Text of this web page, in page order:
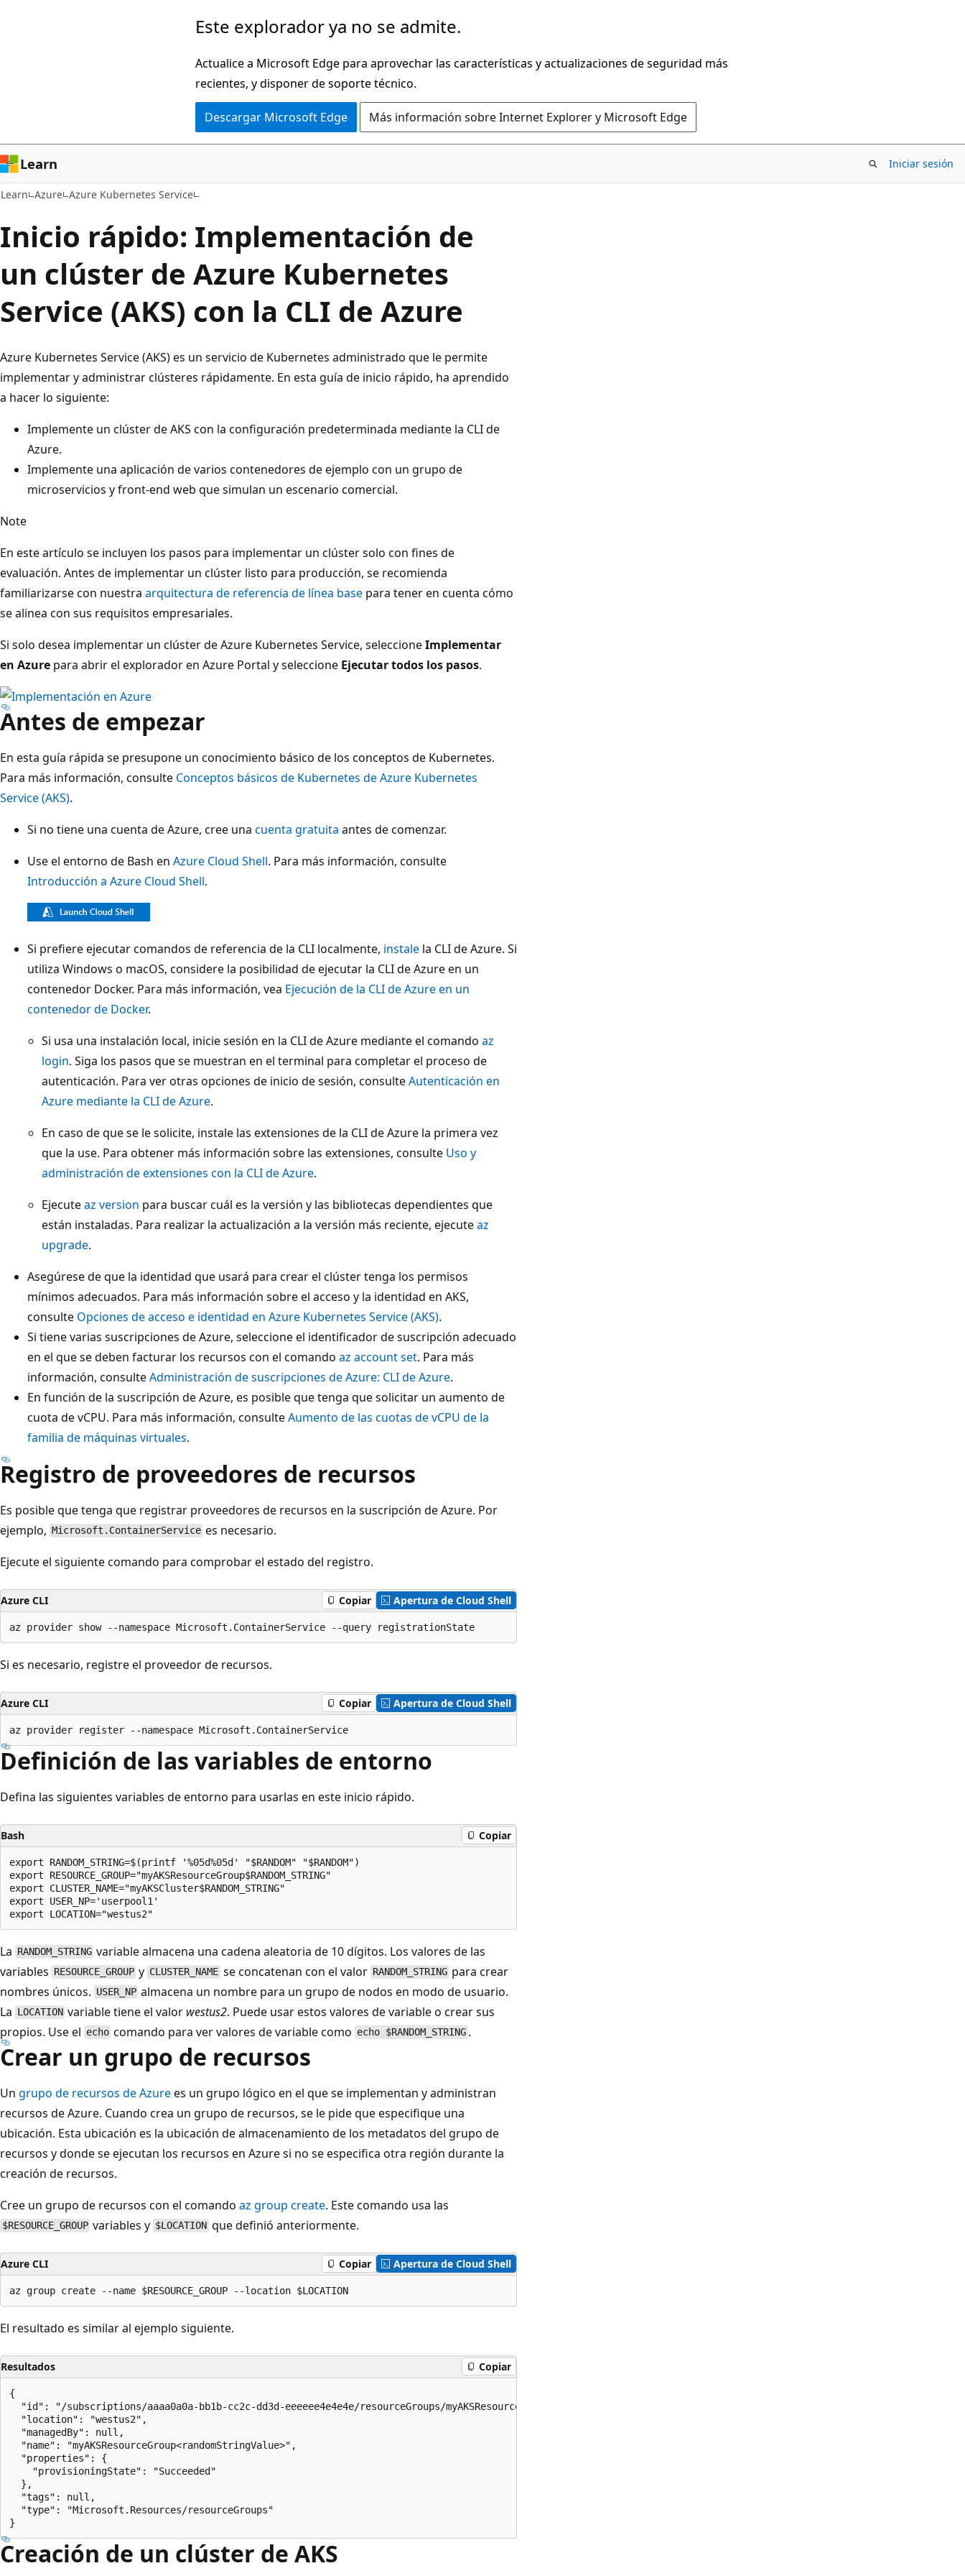
Este explorador ya no se admite.
Actualice a Microsoft Edge para aprovechar las características y actualizaciones de seguridad más
recientes, y disponer de soporte técnico.
Descargar Microsoft Edge Más información sobre Internet Explorer y Microsoft Edge
Learn Iniciar sesión
Learn Azure Azure Kubernetes Service
Inicio rápido: Implementación de
un clúster de Azure Kubernetes
Service (AKS) con la CLI de Azure
Azure Kubernetes Service (AKS) es un servicio de Kubernetes administrado que le permite
implementar y administrar clústeres rápidamente. En esta guía de inicio rápido, ha aprendido
a hacer lo siguiente:
Implemente un clúster de AKS con la configuración predeterminada mediante la CLI de
Azure.
Implemente una aplicación de varios contenedores de ejemplo con un grupo de
microservicios y front-end web que simulan un escenario comercial.
Note
En este artículo se incluyen los pasos para implementar un clúster solo con fines de
evaluación. Antes de implementar un clúster listo para producción, se recomienda
familiarizarse con nuestra arquitectura de referencia de línea base para tener en cuenta cómo
se alinea con sus requisitos empresariales.
Si solo desea implementar un clúster de Azure Kubernetes Service, seleccioneImplementar
en Azure para abrir el explorador en Azure Portal y seleccione Ejecutar todos los pasos.
Antes de empezar
En esta guía rápida se presupone un conocimiento básico de los conceptos de Kubernetes.
Para más información, consulte Conceptos básicos de Kubernetes de Azure Kubernetes
Service (AKS).
Si no tiene una cuenta de Azure, cree una cuenta gratuita antes de comenzar.
Use el entorno de Bash en Azure Cloud Shell. Para más información, consulte
Introducción a Azure Cloud Shell.
Si prefiere ejecutar comandos de referencia de la CLI localmente, instale la CLI de Azure. Si
utiliza Windows o macOS, considere la posibilidad de ejecutar la CLI de Azure en un
contenedor Docker. Para más información, vea Ejecución de la CLI de Azure en un
contenedor de Docker.
Si usa una instalación local, inicie sesión en la CLI de Azure mediante el comando az
login. Siga los pasos que se muestran en el terminal para completar el proceso de
autenticación. Para ver otras opciones de inicio de sesión, consulteAutenticación en
Azure mediante la CLI de Azure.
En caso de que se le solicite, instale las extensiones de la CLI de Azure la primera vez
que la use. Para obtener más información sobre las extensiones, consulte Uso y
administración de extensiones con la CLI de Azure.
Ejecuteaz version para buscar cuál es la versión y las bibliotecas dependientes que
están instaladas. Para realizar la actualización a la versión más reciente, ejecuteaz
upgrade.
Asegúrese de que la identidad que usará para crear el clúster tenga los permisos
mínimos adecuados. Para más información sobre el acceso y la identidad en AKS,
consulte Opciones de acceso e identidad en Azure Kubernetes Service (AKS).
Si tiene varias suscripciones de Azure, seleccione el identificador de suscripción adecuado
en el que se deben facturar los recursos con el comando az account set. Para más
información, consulteAdministración de suscripciones de Azure: CLI de Azure.
En función de la suscripción de Azure, es posible que tenga que solicitar un aumento de
cuota de vCPU. Para más información, consulteAumento de las cuotas de vCPU de la
familia de máquinas virtuales.
Registro de proveedores de recursos
Es posible que tenga que registrar proveedores de recursos en la suscripción de Azure. Por
ejemplo, Microsoft.ContainerService es necesario.
Ejecute el siguiente comando para comprobar el estado del registro.
Azure CLI Copiar Apertura de Cloud Shell
Si es necesario, registre el proveedor de recursos.
Azure CLI Copiar Apertura de Cloud Shell
Definición de las variables de entorno
Defina las siguientes variables de entorno para usarlas en este inicio rápido.
Bash Copiar
export RANDOM_STRING=$(printf '%05d%05d' "$RANDOM" "$RANDOM")
export RESOURCE_GROUP="myAKSResourceGroup$RANDOM_STRING"
export CLUSTER_NAME="myAKSCluster$RANDOM_STRING"
export USER_NP='userpool1'
La RANDOM_STRING variable almacena una cadena aleatoria de 10 dígitos. Los valores de las
variables RESOURCE_GROUP y CLUSTER_NAME se concatenan con el valor RANDOM_STRING para crear
nombres únicos. USER_NP almacena un nombre para un grupo de nodos en modo de usuario.
La LOCATION variable tiene el valor westus2. Puede usar estos valores de variable o crear sus
propios. Use el echo comando para ver valores de variable como echo $RANDOM_STRING .
Crear un grupo de recursos
Un grupo de recursos de Azurees un grupo lógico en el que se implementan y administran
recursos de Azure. Cuando crea un grupo de recursos, se le pide que especifique una
ubicación. Esta ubicación es la ubicación de almacenamiento de los metadatos del grupo de
recursos y donde se ejecutan los recursos en Azure si no se especifica otra región durante la
creación de recursos.
Cree un grupo de recursos con el comando az group create. Este comando usa las
$RESOURCE_GROUP variables y $LOCATION que definió anteriormente.
Azure CLI Copiar Apertura de Cloud Shell
El resultado es similar al ejemplo siguiente.
Resultados Copiar
{
  "id": "/subscriptions/aaaa0a0a-bb1b-cc2c-dd3d-eeeeee4e4e4e/resourceGroups/myAKSResourceGroup<randomStringValue>",
  "location": "westus2",
  "managedBy": null,
  "name": "myAKSResourceGroup<randomStringValue>",
  "properties": {
    "provisioningState": "Succeeded"
  },
  "tags": null,
  "type": "Microsoft.Resources/resourceGroups"
Creación de un clúster de AKS